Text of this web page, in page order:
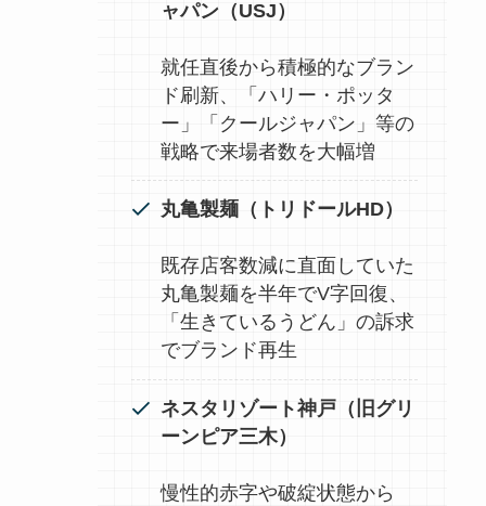
ャパン（USJ）
就任直後から積極的なブラン
ド刷新、「ハリー・ポッタ
ー」「クールジャパン」等の
戦略で来場者数を大幅増
丸亀製麺（トリドールHD）
既存店客数減に直面していた
丸亀製麺を半年でV字回復、
「生きているうどん」の訴求
でブランド再生
ネスタリゾート神戸（旧グリ
ーンピア三木）
慢性的赤字や破綻状態から